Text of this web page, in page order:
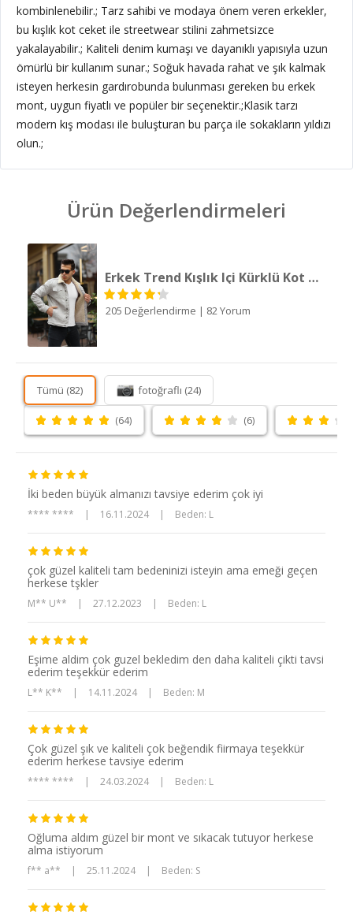
kombinlenebilir.; Tarz sahibi ve modaya önem veren erkekler,
bu kışlık kot ceket ile streetwear stilini zahmetsizce
yakalayabilir.; Kaliteli denim kumaşı ve dayanıklı yapısıyla uzun
ömürlü bir kullanım sunar.; Soğuk havada rahat ve şık kalmak
isteyen herkesin gardırobunda bulunması gereken bu erkek
mont, uygun fiyatlı ve popüler bir seçenektir.;Klasik tarzı
modern kış modası ile buluşturan bu parça ile sokakların yıldızı
olun.;
Ürün Değerlendirmeleri
Erkek Trend Kışlık Içi Kürklü Kot Ceket Bej Taş
205 Değerlendirme | 82 Yorum
Tümü (82) fotoğraflı (24)
(64) (6)
İki beden büyük almanızı tavsiye ederim çok iyi
**** **** | 16.11.2024 | Beden: L
çok güzel kaliteli tam bedeninizi isteyin ama emeği geçen
herkese tşkler
M** U** | 27.12.2023 | Beden: L
Eşime aldim çok guzel bekledim den daha kaliteli çikti tavsi
ederim teşekkür ederim
L** K** | 14.11.2024 | Beden: M
Çok güzel şık ve kaliteli çok beğendik fiirmaya teşekkür
ederim herkese tavsiye ederim
**** **** | 24.03.2024 | Beden: L
Oğluma aldım güzel bir mont ve sıkacak tutuyor herkese
alma istiyorum
f** a** | 25.11.2024 | Beden: S